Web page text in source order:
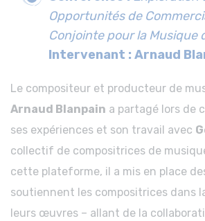
Opportunités de
Conjointe pour la Musique
Intervenant : Arnaud
Le compositeur et producteur de
Arnaud Blanpain a partagé lors de
ses expériences et son travail avec
collectif de compositrices de
cette plateforme, il a mis en place
soutiennent les compositrices dans
leurs œuvres – allant de la